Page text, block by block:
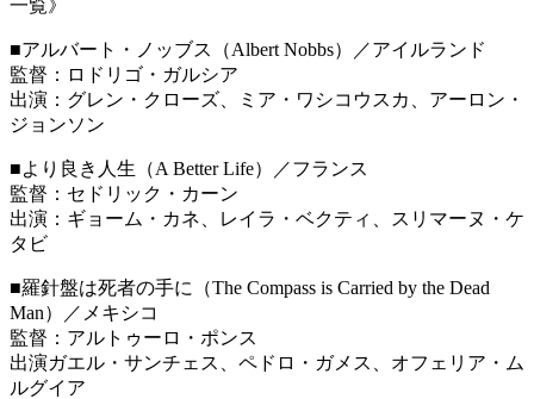
一覧》
■アルバート・ノッブス（Albert Nobbs）／アイルランド
監督：ロドリゴ・ガルシア
出演：グレン・クローズ、ミア・ワシコウスカ、アーロン・
ジョンソン
■より良き人生（A Better Life）／フランス
監督：セドリック・カーン
出演：ギョーム・カネ、レイラ・ベクティ、スリマーヌ・ケ
タビ
■羅針盤は死者の手に（The Compass is Carried by the Dead
Man）／メキシコ
監督：アルトゥーロ・ポンス
出演ガエル・サンチェス、ペドロ・ガメス、オフェリア・ム
ルグイア